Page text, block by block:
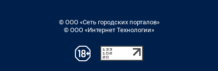
© ООО «Сеть городских порталов»
© ООО «Интернет Технологии»